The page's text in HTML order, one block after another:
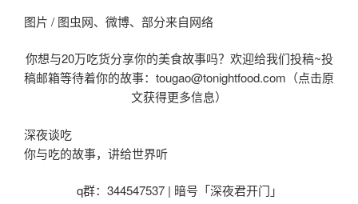
图片 / 图虫网、微博、部分来自网络
你想与20万吃货分享你的美食故事吗？欢迎给我们投稿~投
稿邮箱等待着你的故事：tougao@tonightfood.com（点击原
文获得更多信息）
深夜谈吃
你与吃的故事，讲给世界听
q群：344547537 | 暗号「深夜君开门」